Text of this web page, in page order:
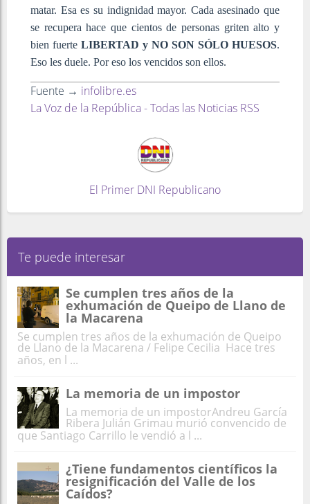
matar. Esa es su indignidad mayor. Cada asesinado que
se recupera hace que cientos de personas griten alto y
bien fuerte LIBERTAD y NO SON SÓLO HUESOS.
Eso les duele. Por eso los vencidos son ellos.
Fuente → infolibre.es
La Voz de la República - Todas las Noticias RSS
El Primer DNI Republicano
Te puede interesar
Se cumplen tres años de la
exhumación de Queipo de Llano de
la Macarena
Se cumplen tres años de la exhumación de Queipo
de Llano de la Macarena / Felipe Cecilia Hace tres
años, en l ...
La memoria de un impostor
La memoria de un impostorAndreu García
Ribera Julián Grimau murió convencido de
que Santiago Carrillo le vendió a l ...
¿Tiene fundamentos científicos la
resignificación del Valle de los
Caídos?